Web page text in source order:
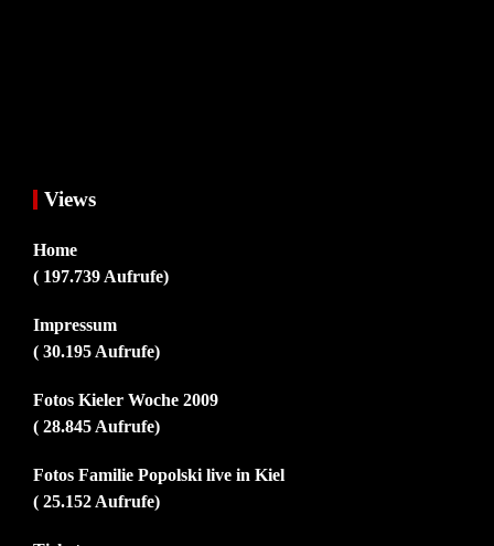
Views
Home
( 197.739 Aufrufe)
Impressum
( 30.195 Aufrufe)
Fotos Kieler Woche 2009
( 28.845 Aufrufe)
Fotos Familie Popolski live in Kiel
( 25.152 Aufrufe)